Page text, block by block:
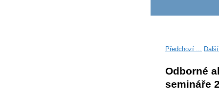
Předchozí ...
Odborné
semináře